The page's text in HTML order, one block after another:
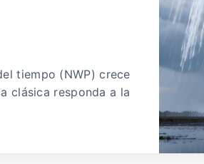
tiempo (NWP) crece
clásica responda a la